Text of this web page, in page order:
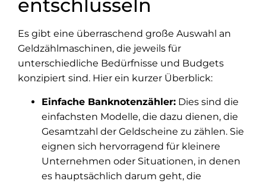
entschlüsseln
Es gibt eine überraschend große Auswahl an
Geldzählmaschinen, die jeweils für
unterschiedliche Bedürfnisse und Budgets
konzipiert sind. Hier ein kurzer Überblick:
Einfache Banknotenzähler: Dies sind die
einfachsten Modelle, die dazu dienen, die
Gesamtzahl der Geldscheine zu zählen. Sie
eignen sich hervorragend für kleinere
Unternehmen oder Situationen, in denen
es hauptsächlich darum geht, die